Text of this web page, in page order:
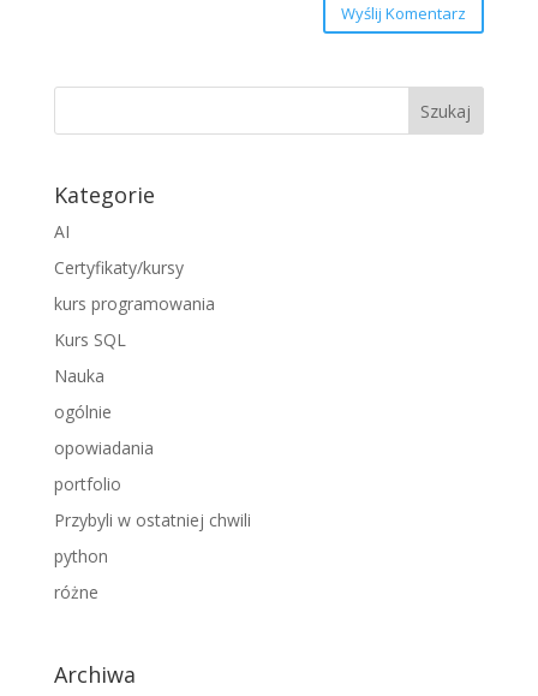
Wyślij Komentarz
Kategorie
AI
Certyfikaty/kursy
kurs programowania
Kurs SQL
Nauka
ogólnie
opowiadania
portfolio
Przybyli w ostatniej chwili
python
różne
Archiwa